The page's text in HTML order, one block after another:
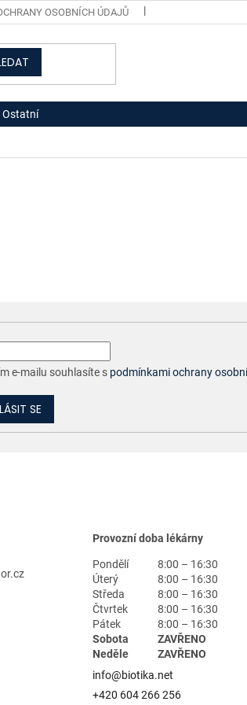
OSOBNÍCH ÚDAJŮ
Ostatní
e-mailu souhlasíte s podmínkami ochrany
SE
Provozní doba lékárny
Pondělí
8:00 – 16:30
Úterý
8:00 – 16:30
Středa
8:00 – 16:30
Čtvrtek
8:00 – 16:30
Pátek
8:00 – 16:30
Sobota
ZAVŘENO
Neděle
ZAVŘENO
info@biotika.net
+420 604 266 256